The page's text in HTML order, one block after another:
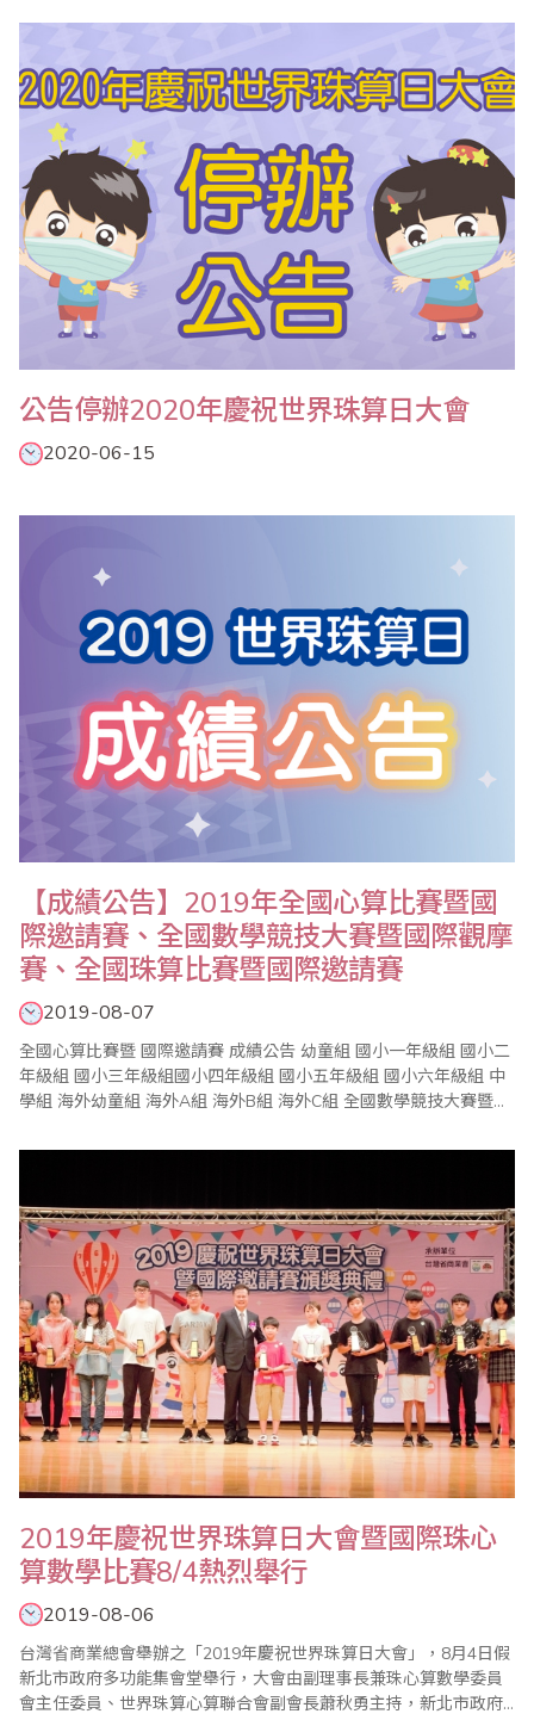
學評鑑及競技大賽試題頗受好評，為提供考區配合評鑑及比賽參加
年級、國小二年級、國小三年級、國小四年級、國小五..
公告停辦2020年慶祝世界珠算日大會
2020-06-15
【成績公告】2019年全國心算比賽暨國
際邀請賽、全國數學競技大賽暨國際觀摩
賽、全國珠算比賽暨國際邀請賽
2019-08-07
全國心算比賽暨 國際邀請賽 成績公告 幼童組 國小一年級組 國小二
年級組 國小三年級組國小四年級組 國小五年級組 國小六年級組 中
學組 海外幼童組 海外A組 海外B組 海外C組 全國數學競技大賽暨國
2019年慶祝世界珠算日大會暨國際珠心
算數學比賽8/4熱烈舉行
2019-08-06
台灣省商業總會舉辦之「2019年慶祝世界珠算日大會」，8月4日假
新北市政府多功能集會堂舉行，大會由副理事長兼珠心算數學委員
會主任委員、世界珠算心算聯合會副會長蕭秋勇主持，新北市政府